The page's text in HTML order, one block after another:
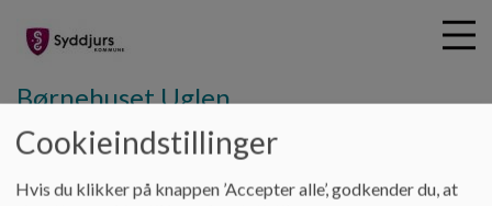
Børnehuset Uglen
Cookieindstillinger
Hvis du klikker på knappen ’Accepter alle’, godkender du, at